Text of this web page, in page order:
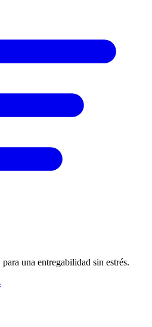
una entregabilidad sin estrés.